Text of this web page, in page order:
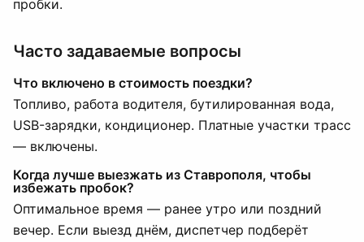
пробки.
Часто задаваемые вопросы
Что включено в стоимость поездки?
Топливо, работа водителя, бутилированная вода,
USB-зарядки, кондиционер. Платные участки трасс
— включены.
Когда лучше выезжать из Ставрополя, чтобы
избежать пробок?
Оптимальное время — ранее утро или поздний
вечер. Если выезд днём, диспетчер подберёт